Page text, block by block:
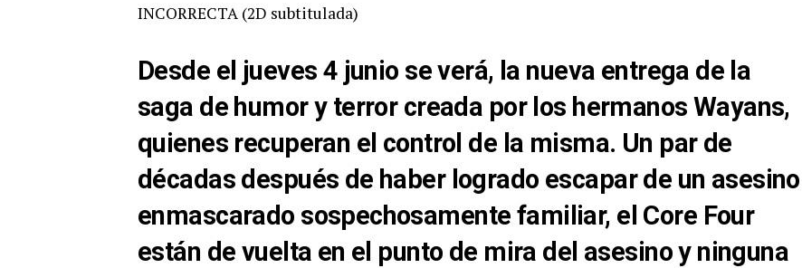
INCORRECTA (2D subtitulada)
Desde el jueves 4 junio se verá, la nueva entrega de la
saga de humor y terror creada por los hermanos Wayans,
quienes recuperan el control de la misma. Un par de
décadas después de haber logrado escapar de un asesino
enmascarado sospechosamente familiar, el Core Four
están de vuelta en el punto de mira del asesino y ninguna